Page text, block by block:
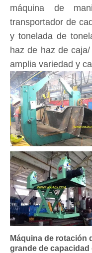
máquina de
transportador de
y tonelada de
haz de haz de
amplia variedad y
Máquina de rotación
grande de capacidad